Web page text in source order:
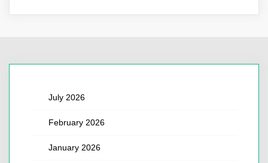
July 2026
February 2026
January 2026